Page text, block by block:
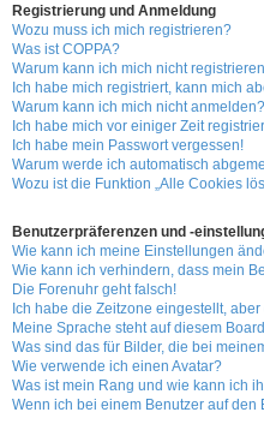
Registrierung und Anmeldung
Wozu muss ich mich registrieren?
Was ist COPPA?
Warum kann ich mich nicht
Ich habe mich registriert, kann mich
Warum kann ich mich nicht anmelden?
Ich habe mich vor einiger Zeit
Ich habe mein Passwort vergessen!
Warum werde ich automatisch
Wozu ist die Funktion „Alle Cookies
Benutzerpräferenzen und -
Wie kann ich meine Einstellungen
Wie kann ich verhindern, dass mein
Die Forenuhr geht falsch!
Ich habe die Zeitzone eingestellt,
Meine Sprache steht auf diesem
Was sind das für Bilder, die bei
Wie verwende ich einen Avatar?
Was ist mein Rang und wie kann ich
Wenn ich bei einem Benutzer auf den